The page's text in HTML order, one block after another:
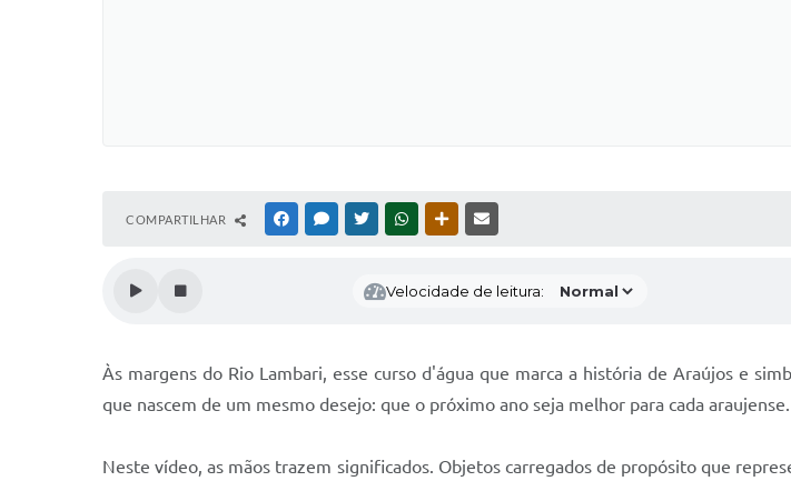
COMPARTILHAR FACEBOOKMESSENGER
TWITTERWHATSAPPOUTRAS MÍDIAS
Velocidade de leitura:
Às margens do Rio Lambari, esse curso d'água que marca a história de Araújos e
que nascem de um mesmo desejo: que o próximo ano seja melhor para cada araujense.
Neste vídeo, as mãos trazem significados. Objetos carregados de propósito que